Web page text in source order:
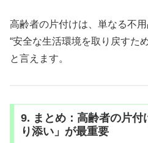
高齢者の片付けは、単なる不用
“安全な生活環境を取り戻すた
と言えます。
9. まとめ：高齢者の片付
り添い」が最重要